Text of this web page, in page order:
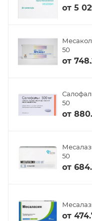
от 5
50
от
50
от
50
от
от